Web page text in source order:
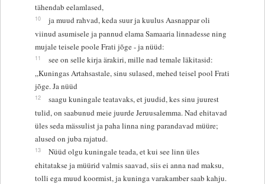
tähendab eelamlased,
10
ja muud rahvad, keda suur ja kuulus Aasnappar oli
viinud asumisele ja pannud elama Samaaria linnadesse ning
mujale teisele poole Frati jõge - ja nüüd:
11
see on selle kirja ärakiri, mille nad temale läkitasid:
„Kuningas Artahsastale, sinu sulased, mehed teisel pool Frati
jõge. Ja nüüd
12
saagu kuningale teatavaks, et juudid, kes sinu juurest
tulid, on saabunud meie juurde Jeruusalemma. Nad ehitavad
üles seda mässulist ja paha linna ning parandavad müüre;
alused on juba rajatud.
13
Nüüd olgu kuningale teada, et kui see linn üles
ehitatakse ja müürid valmis saavad, siis ei anna nad maksu,
tolli ega muud koormist, ja kuninga varakamber saab kahju.